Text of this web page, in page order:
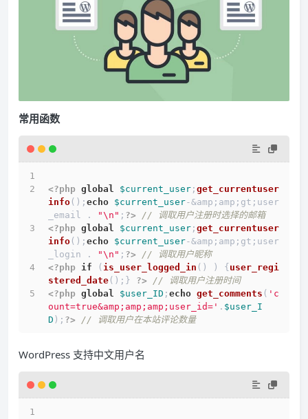
常用函数
<?php global $current_user ; get_currentuser
info (); echo $current_user-&amp;amp;gt;user
_email .
"\n" ; ?> // 调取用户注册时选择的邮箱
<?php global $current_user ; get_currentuser
info (); echo $current_user-&amp;amp;gt;user
_login .
"\n" ; ?> // 调取用户昵称
<?php
if ( is_user_logged_in () ) { user_regi
stered_date ();} ?> // 调取用户注册时间
<?php global $user_ID ; echo get_comments ( 'c
ount=true&amp;amp;amp;user_id=' . $user_I
D ); ?> // 调取用户在本站评论数量
WordPress 支持中文用户名